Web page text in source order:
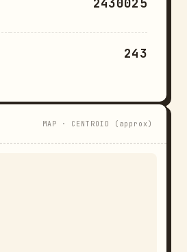
243
MAP · CENTROID (approx)